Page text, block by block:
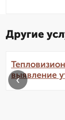
Другие
выявление
‹